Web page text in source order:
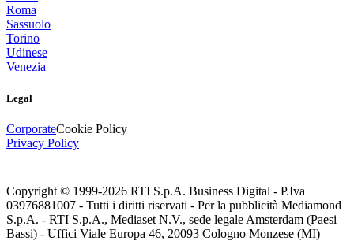
Roma
Sassuolo
Torino
Udinese
Venezia
Legal
CorporateCookie Policy
Privacy Policy
Copyright © 1999-2026 RTI S.p.A. Business Digital - P.Iva
03976881007 - Tutti i diritti riservati - Per la pubblicità Mediamond
S.p.A. - RTI S.p.A., Mediaset N.V., sede legale Amsterdam (Paesi
Bassi) - Uffici Viale Europa 46, 20093 Cologno Monzese (MI)